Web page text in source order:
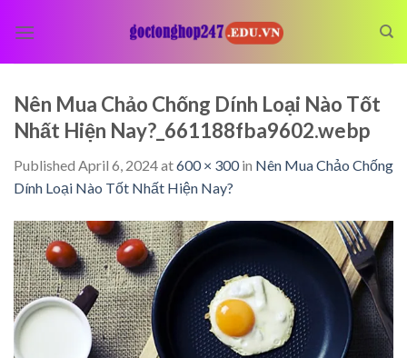
Nên Mua Chảo Chống Dính Loại Nào Tốt
Nhất Hiện Nay?_661188fba9602.webp
Published April 6, 2024at600 × 300in Nên Mua Chảo Chống
Dính Loại Nào Tốt Nhất Hiện Nay?